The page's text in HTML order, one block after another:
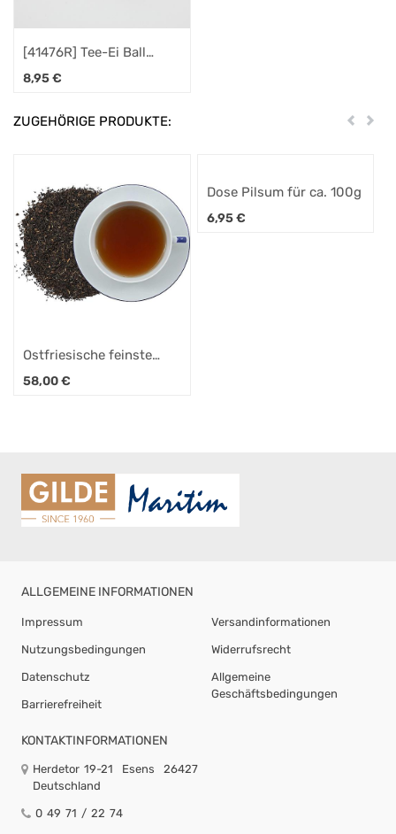
[41476R] Tee-Ei Ball
"Robbe", Holzanhänger
8,95€
ZUGEHÖRIGE PRODUKTE: Zurück
Ostfriesische feinste
Auslese
58,00€
Dose Pilsum für ca. 100g
6,95€
ALLGEMEINE INFORMATIONEN
Impressum
Nutzungsbedingungen
Datenschutz
Barrierefreiheit
Versandinformationen
Widerrufsrecht
Allgemeine
Geschäftsbedingungen
KONTAKTINFORMATIONEN
Herdetor 19-21 Esens
26427
Deutschland
0 49 71 / 22 74